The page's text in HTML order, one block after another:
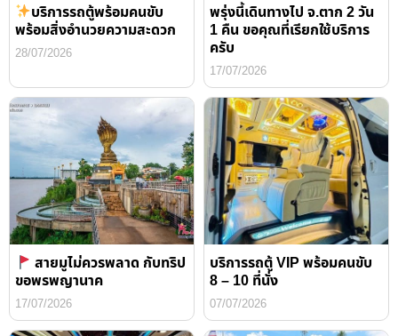
บริการรถตู้พร้อมคนขับ
พร้อมสิ่งอำนวยความสะดวก
28/07/2026
พรุ่งนี้เดินทางไป จ.ตาก 2 วัน
1 คืน ขอคุณที่เรียกใช้บริการ
ครับ
17/07/2026
สายมูไม่ควรพลาด กับทริป
ขอพรพญานาค
17/07/2026
บริการรถตู้ VIP พร้อมคนขับ
8 – 10 ที่นั่ง
07/07/2026